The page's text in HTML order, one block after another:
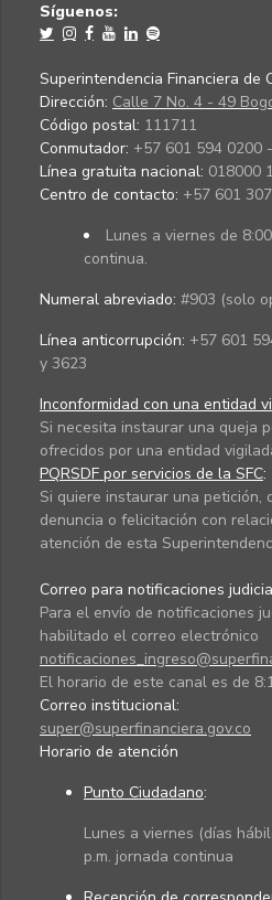
Síguenos:
Superintendencia Financiera de
Dirección: Calle 7 No. 4 - 49
Código postal: 111711
Conmutador: +57 601 594 0200
Línea gratuita nacional: 018000
Centro de contacto: +57 601
Lunes a viernes de
continua.
Numeral abreviado: #903 (solo
Línea anticorrupción: +57 601
y 3623
Inconformidad con una entidad
Si necesita instaurar una queja
ofrecidos por una entidad
PQRSDF por servicios de la SFC:
Si quiere instaurar una petición,
denuncia o felicitación con
atención de esta
Correo para notificaciones
Para el envío de notificaciones
habilitado el correo electrónico
El horario de este canal es de
Correo institucional:
super@superfinanciera.gov.co
Horario de atención
Punto Ciudadano:
Lunes a viernes (días
p.m. jornada continua